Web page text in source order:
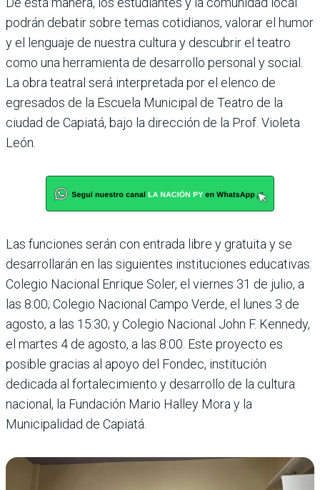
podrán debatir sobre temas cotidianos, valorar el humor
y el lenguaje de nuestra cultura y descubrir el teatro
como una herramienta de desarrollo personal y social.
La obra teatral será interpretada por el elenco de
egresados de la Escuela Municipal de Teatro de la
ciudad de Capiatá, bajo la dirección de la Prof. Violeta
León.
Las funciones serán con entrada libre y gratuita y se
desarrollarán en las siguientes instituciones educativas:
Colegio Nacional Enrique Soler, el viernes 31 de julio, a
las 8:00; Colegio Nacional Campo Verde, el lunes 3 de
agosto, a las 15:30; y Colegio Nacional John F. Kennedy,
el martes 4 de agosto, a las 8:00. Este proyecto es
posible gracias al apoyo del Fondec, institución
dedicada al fortalecimiento y desarrollo de la cultura
nacional, la Fundación Mario Halley Mora y la
Municipalidad de Capiatá.